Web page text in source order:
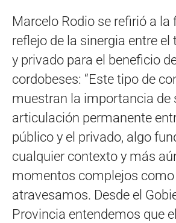
Marcelo Rodio se refirió a
reflejo de la sinergia entre
y privado para el beneficio
cordobeses: “Este tipo de
muestran la importancia de
articulación permanente
público y el privado, algo
cualquier contexto y más
momentos complejos como
atravesamos. Desde el
Provincia entendemos que